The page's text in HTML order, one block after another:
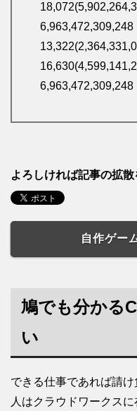
6,963,472,309,248
6,963,472,309,248
よろしければ記事の拡散
自作ゲー
鳩でも分かる
い
できる仕事であれば請
人はクラウドワークス